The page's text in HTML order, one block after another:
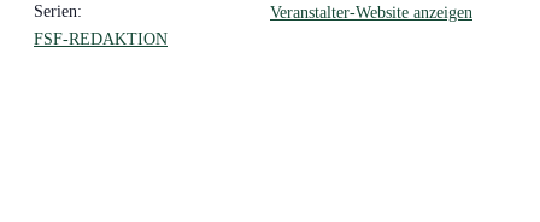
Serien:
FSF-REDAKTION
Veranstalter-Website anzeigen